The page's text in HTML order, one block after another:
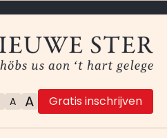
A A Gratis inschrijven